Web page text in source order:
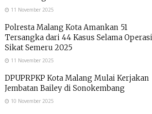
11 November 2025
Polresta Malang Kota Amankan 51
Tersangka dari 44 Kasus Selama Operasi
Sikat Semeru 2025
11 November 2025
DPUPRPKP Kota Malang Mulai Kerjakan
Jembatan Bailey di Sonokembang
10 November 2025